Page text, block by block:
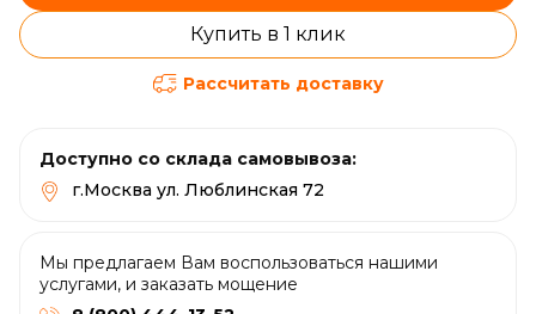
Купить в 1 клик
Рассчитать доставку
Доступно со склада самовывоза:
г.Москва ул. Люблинская 72
Мы предлагаем Вам воспользоваться нашими
услугами, и заказать мощение